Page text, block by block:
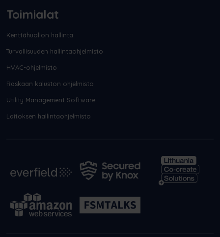
Toimialat
Kenttähuollon hallinta
Turvallisuuden hallintaohjelmisto
HVAC-ohjelmisto
Raskaan kaluston ohjelmisto
Utility Management Software
Laitoksen hallintaohjelmisto